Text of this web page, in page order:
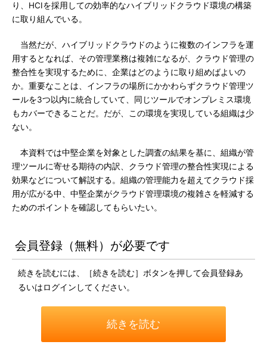
り、HCIを採用しての効率的なハイブリッドクラウド環境の構築
に取り組んでいる。
当然だが、ハイブリッドクラウドのように複数のインフラを運
用するとなれば、その管理業務は複雑になるが、クラウド管理の
整合性を実現するために、企業はどのように取り組めばよいの
か。重要なことは、インフラの場所にかかわらずクラウド管理ツ
ールを3つ以内に統合していて、同じツールでオンプレミス環境
もカバーできることだ。だが、この環境を実現している組織は少
ない。
本資料では中堅企業を対象とした調査の結果を基に、組織が管
理ツールに寄せる期待の内訳、クラウド管理の整合性実現による
効果などについて解説する。組織の管理能力を超えてクラウド採
用が広がる中、中堅企業がクラウド管理環境の複雑さを軽減する
ためのポイントを確認してもらいたい。
会員登録（無料）が必要です
続きを読むには、［続きを読む］ボタンを押して会員登録あ
るいはログインしてください。
続きを読む